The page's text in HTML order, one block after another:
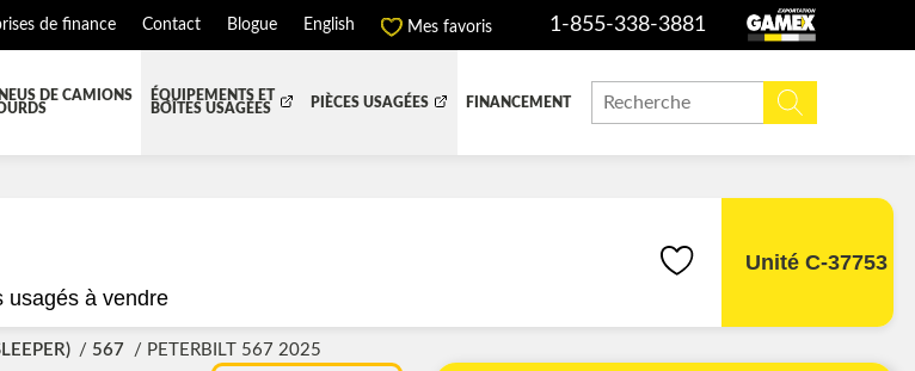
de finance Contact Blogue English Mes favoris 1-855-338-3881
DE CAMIONS
ÉQUIPEMENTS ET
BOÎTES USAGÉES
PIÈCES USAGÉES
RADIATEUR ET PIÈCES DE RADIATEURS
FINANCEMENT
usagés à vendre
Unité C-37753
567 PETERBILT 567 2025